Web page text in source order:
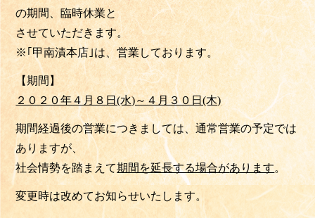
の期間、臨時休業と
させていただきます。
※｢甲南漬本店｣は、営業しております。
【期間】
２０２０年４月８日(水)～４月３０日(木)
期間経過後の営業につきましては、通常営業の予定では
ありますが、
社会情勢を踏まえて期間を延長する場合があります。
変更時は改めてお知らせいたします。